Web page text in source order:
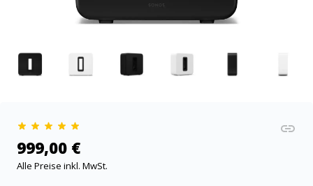
999,00 €
Alle Preise inkl. MwSt.